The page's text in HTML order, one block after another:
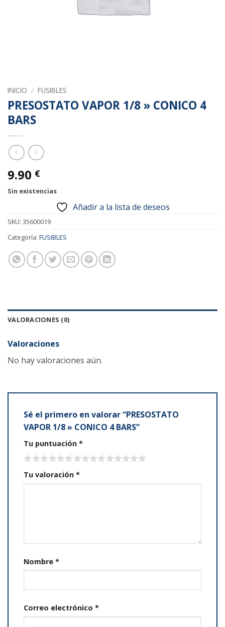
INICIO / FUSIBLES
PRESOSTATO VAPOR 1/8 » CONICO 4
BARS
9.90 €
Sin existencias
Añadir a la lista de deseos
SKU: 35600019
Categoría: FUSIBLES
VALORACIONES (0)
Valoraciones
No hay valoraciones aún.
Sé el primero en valorar “PRESOSTATO
VAPOR 1/8 » CONICO 4 BARS”
Tu puntuación *
Tu valoración *
Nombre *
Correo electrónico *